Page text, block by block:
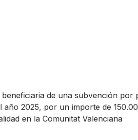
beneficiaria de una subvención por
año 2025, por un importe de
en la Comunitat Valenciana